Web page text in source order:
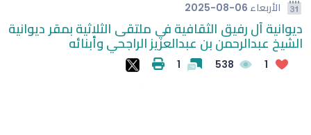
الأربعاء 2025-08-06
ديوانية آل رفيق الثقافية في ملتقى الثلاثية بمقر ديوانية
الشيخ عبدالرحمن بن عبدالعزيز الراجحي وأبنائه
1
538
1